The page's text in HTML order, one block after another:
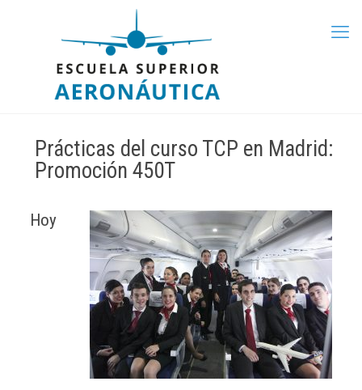
Prácticas del curso TCP en Madrid:
Promoción 450T
Hoy